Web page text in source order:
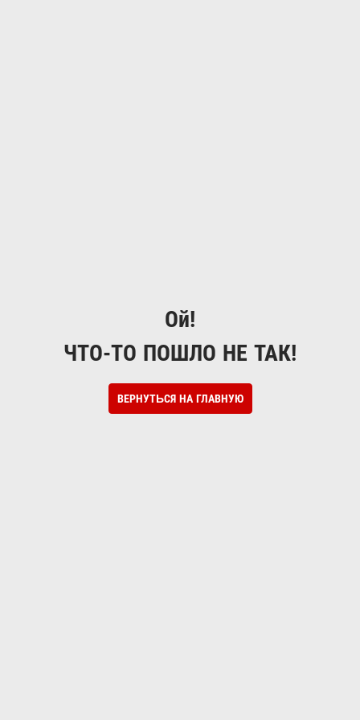
Ой!
ЧТО-ТО ПОШЛО НЕ ТАК!
ВЕРНУТЬСЯ НА ГЛАВНУЮ